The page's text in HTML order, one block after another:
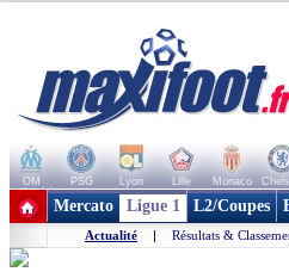
OM PSG Lyon Lille Monaco
+ de clubs
Mercato Ligue 1 L2/Coupes
Actualité | Résultats &